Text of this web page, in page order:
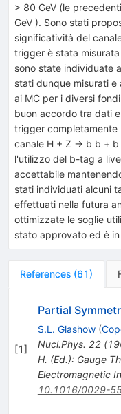
> 80 GeV (le
GeV ). Sono stati
significatività del
trigger è stata
sono state individuate
stati dunque misurati
ai MC per i diversi
buon accordo tra dati
trigger completamente
canale H + Z -> b b +
l'utilizzo del b-tag a
accettabile
stati individuati alcuni
effettuati nella futura
ottimizzate le soglie
stato approvato ed è
References (61)
[1]
Partial
S.L. Glashow (
Nucl.Phys. 22(
H. (Ed.): Gauge
Electromagnetic
10.1016/0029-